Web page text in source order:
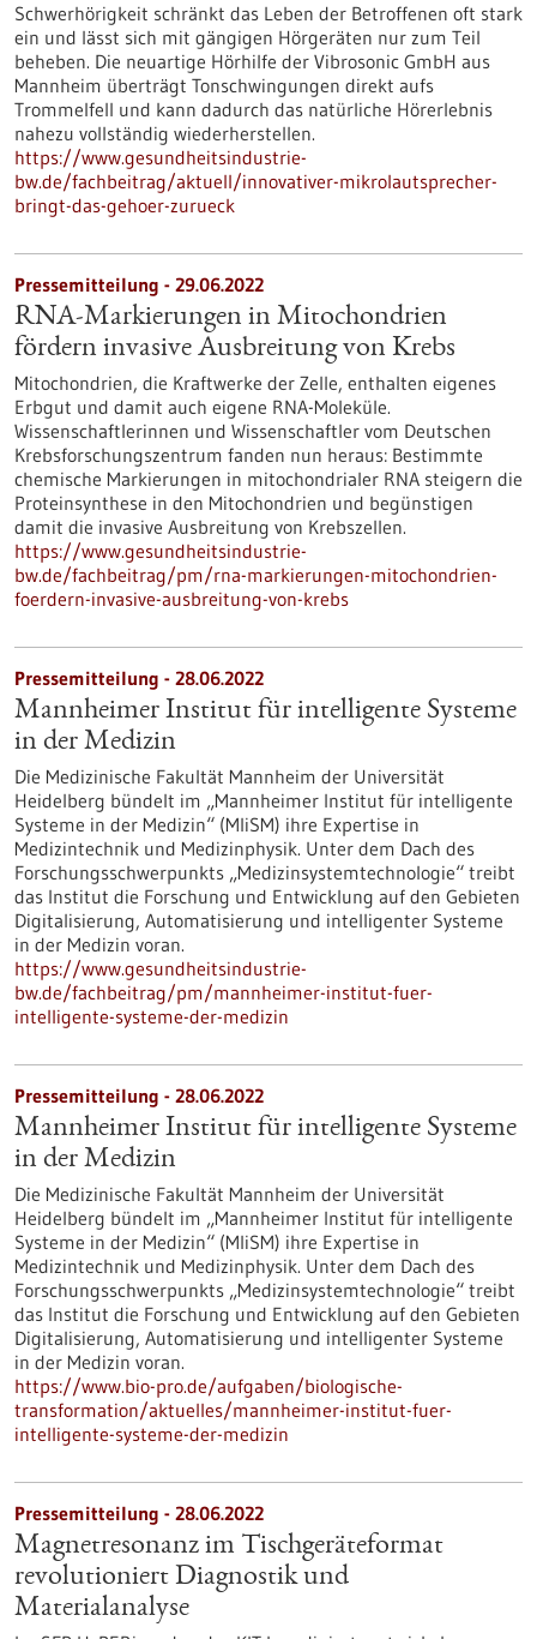
Schwerhörigkeit schränkt das Leben der Betroffenen oft stark
ein und lässt sich mit gängigen Hörgeräten nur zum Teil
beheben. Die neuartige Hörhilfe der Vibrosonic GmbH aus
Mannheim überträgt Tonschwingungen direkt aufs
Trommelfell und kann dadurch das natürliche Hörerlebnis
nahezu vollständig wiederherstellen.
https://www.gesundheitsindustrie-
bw.de/fachbeitrag/aktuell/innovativer-mikrolautsprecher-
bringt-das-gehoer-zurueck
Pressemitteilung - 29.06.2022
RNA-Markierungen in Mitochondrien
fördern invasive Ausbreitung von Krebs
Mitochondrien, die Kraftwerke der Zelle, enthalten eigenes
Erbgut und damit auch eigene RNA-Moleküle.
Wissenschaftlerinnen und Wissenschaftler vom Deutschen
Krebsforschungszentrum fanden nun heraus: Bestimmte
chemische Markierungen in mitochondrialer RNA steigern die
Proteinsynthese in den Mitochondrien und begünstigen
damit die invasive Ausbreitung von Krebszellen.
https://www.gesundheitsindustrie-
bw.de/fachbeitrag/pm/rna-markierungen-mitochondrien-
foerdern-invasive-ausbreitung-von-krebs
Pressemitteilung - 28.06.2022
Mannheimer Institut für intelligente Systeme
in der Medizin
Die Medizinische Fakultät Mannheim der Universität
Heidelberg bündelt im „Mannheimer Institut für intelligente
Systeme in der Medizin“ (MIiSM) ihre Expertise in
Medizintechnik und Medizinphysik. Unter dem Dach des
Forschungsschwerpunkts „Medizinsystemtechnologie“ treibt
das Institut die Forschung und Entwicklung auf den Gebieten
Digitalisierung, Automatisierung und intelligenter Systeme
in der Medizin voran.
https://www.gesundheitsindustrie-
bw.de/fachbeitrag/pm/mannheimer-institut-fuer-
intelligente-systeme-der-medizin
Pressemitteilung - 28.06.2022
Mannheimer Institut für intelligente Systeme
in der Medizin
Die Medizinische Fakultät Mannheim der Universität
Heidelberg bündelt im „Mannheimer Institut für intelligente
Systeme in der Medizin“ (MIiSM) ihre Expertise in
Medizintechnik und Medizinphysik. Unter dem Dach des
Forschungsschwerpunkts „Medizinsystemtechnologie“ treibt
das Institut die Forschung und Entwicklung auf den Gebieten
Digitalisierung, Automatisierung und intelligenter Systeme
in der Medizin voran.
https://www.bio-pro.de/aufgaben/biologische-
transformation/aktuelles/mannheimer-institut-fuer-
intelligente-systeme-der-medizin
Pressemitteilung - 28.06.2022
Magnetresonanz im Tischgeräteformat
revolutioniert Diagnostik und
Materialanalyse